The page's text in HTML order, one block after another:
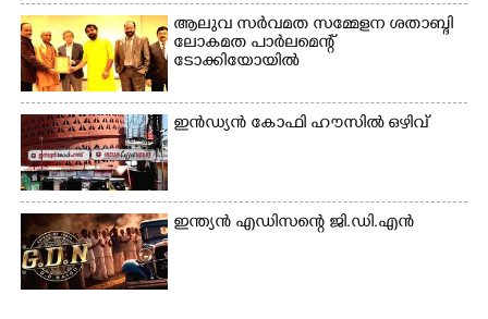
ആലുവ സർവമത സമ്മേളന ശതാബ്ദി
ലോകമത പാർലമെന്റ്
ടോക്കിയോയിൽ
ഇൻഡ്യൻ കോഫി ഹൗസിൽ ഒഴിവ്
ഇന്ത്യൻ എഡിസന്റെ ജി.ഡി.എൻ